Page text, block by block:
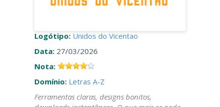
Logótipo: Unidos do Vicentao
Data: 27/03/2026
Nota:
Domínio: Letras A-Z
Ferramentas claras, designs bonitos,